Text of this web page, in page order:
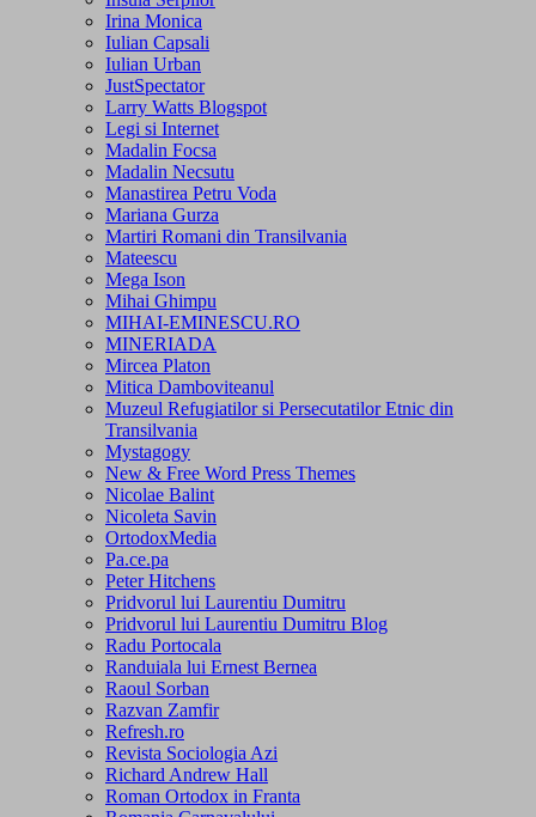
Irina Monica
Iulian Capsali
Iulian Urban
JustSpectator
Larry Watts Blogspot
Legi si Internet
Madalin Focsa
Madalin Necsutu
Manastirea Petru Voda
Mariana Gurza
Martiri Romani din Transilvania
Mateescu
Mega Ison
Mihai Ghimpu
MIHAI-EMINESCU.RO
MINERIADA
Mircea Platon
Mitica Damboviteanul
Muzeul Refugiatilor si Persecutatilor Etnic din
Transilvania
Mystagogy
New & Free Word Press Themes
Nicolae Balint
Nicoleta Savin
OrtodoxMedia
Pa.ce.pa
Peter Hitchens
Pridvorul lui Laurentiu Dumitru
Pridvorul lui Laurentiu Dumitru Blog
Radu Portocala
Randuiala lui Ernest Bernea
Raoul Sorban
Razvan Zamfir
Refresh.ro
Revista Sociologia Azi
Richard Andrew Hall
Roman Ortodox in Franta